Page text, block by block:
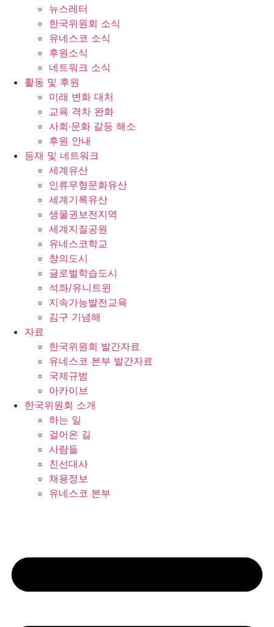
뉴스레터
한국위원회 소식
유네스코 소식
후원소식
네트워크 소식
활동 및 후원
미래 변화 대처
교육 격차 완화
사회∙문화 갈등 해소
후원 안내
등재 및 네트워크
세계유산
인류무형문화유산
세계기록유산
생물권보전지역
세계지질공원
유네스코학교
창의도시
글로벌학습도시
석좌/유니트윈
지속가능발전교육
김구 기념해
자료
한국위원회 발간자료
유네스코 본부 발간자료
국제규범
아카이브
한국위원회 소개
하는 일
걸어온 길
사람들
친선대사
채용정보
유네스코 본부